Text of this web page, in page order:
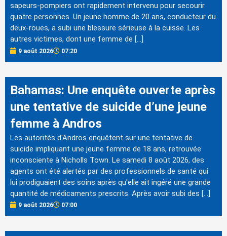
sapeurs-pompiers ont rapidement intervenu pour secourir
quatre personnes. Un jeune homme de 20 ans, conducteur du
deux-roues, a subi une blessure sérieuse à la cuisse. Les
autres victimes, dont une femme de […]
9 août 2026 07:20
Bahamas: Une enquête ouverte après
une tentative de suicide d’une jeune
femme à Andros
Les autorités d'Andros enquêtent sur une tentative de
suicide impliquant une jeune femme de 18 ans, retrouvée
inconsciente à Nicholls Town. Le samedi 8 août 2026, des
agents ont été alertés par des professionnels de santé qui
lui prodiguaient des soins après qu'elle ait ingéré une grande
quantité de médicaments prescrits. Après avoir subi des […]
9 août 2026 07:00